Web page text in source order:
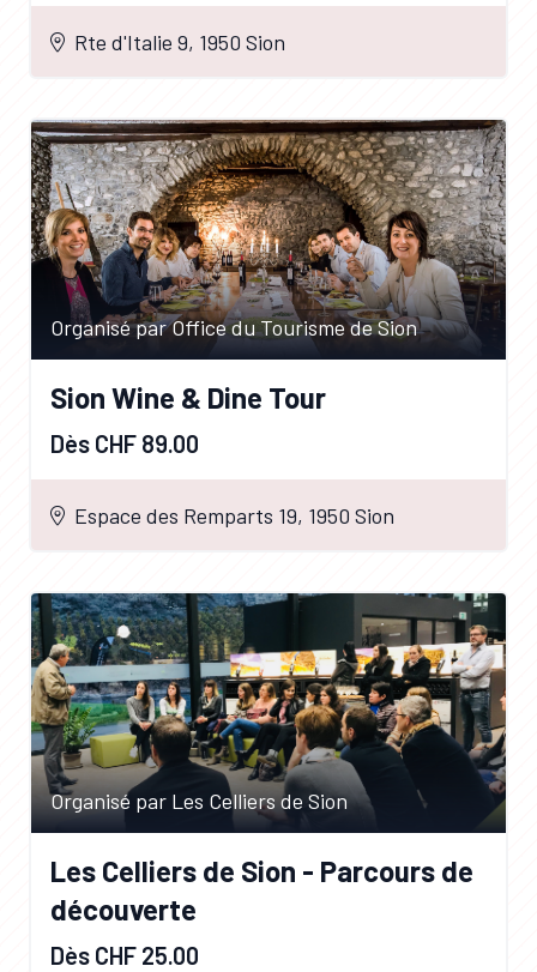
Rte d'Italie 9, 1950 Sion
Organisé par Office du Tourisme de Sion
Sion Wine & Dine Tour
Dès CHF 89.00
Espace des Remparts 19, 1950 Sion
Organisé par Les Celliers de Sion
Les Celliers de Sion - Parcours de
découverte
Dès CHF 25.00